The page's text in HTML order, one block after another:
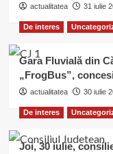
actualitatea 31 iulie
De interes
Gara Fluvială din
„FrogBus”,
actualitatea 30 iulie
De interes
Joi, 30 iulie,